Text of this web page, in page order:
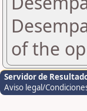
of the
Servidor de
Aviso legal/